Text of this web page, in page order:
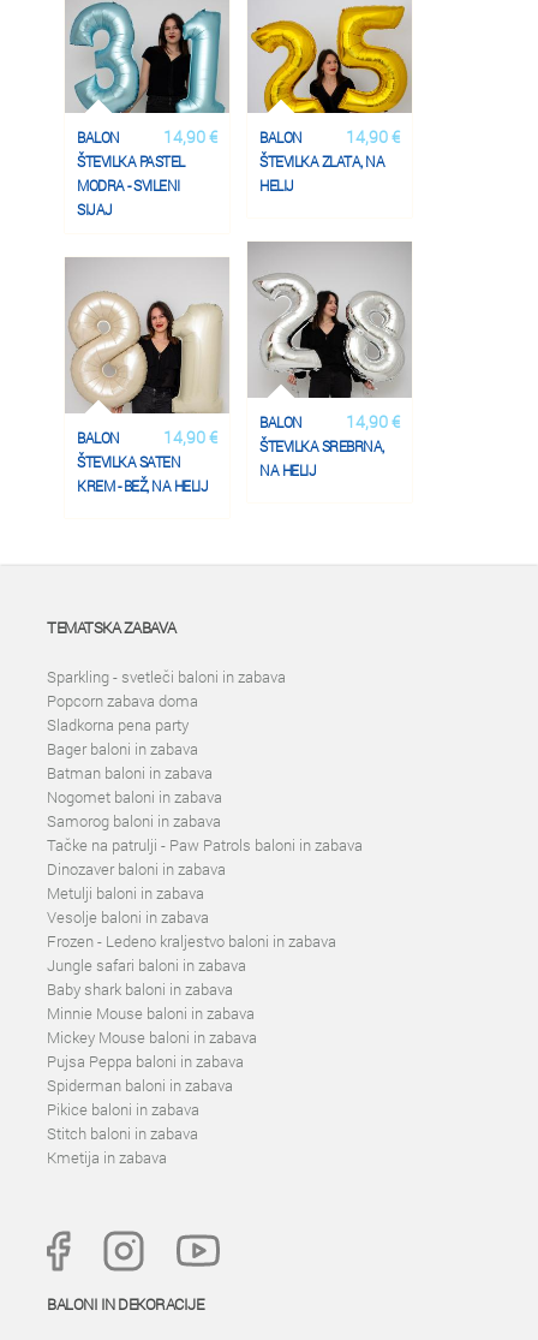
14,90 €
BALON
ŠTEVILKA PASTEL
MODRA - SVILENI
SIJAJ
14,90 €
BALON
ŠTEVILKA ZLATA, NA
HELIJ
14,90 €
BALON
ŠTEVILKA SREBRNA,
NA HELIJ
14,90 €
BALON
ŠTEVILKA SATEN
KREM - BEŽ, NA HELIJ
TEMATSKA ZABAVA
Sparkling - svetleči baloni in zabava
Popcorn zabava doma
Sladkorna pena party
Bager baloni in zabava
Batman baloni in zabava
Nogomet baloni in zabava
Samorog baloni in zabava
Tačke na patrulji - Paw Patrols baloni in zabava
Dinozaver baloni in zabava
Metulji baloni in zabava
Vesolje baloni in zabava
Frozen - Ledeno kraljestvo baloni in zabava
Jungle safari baloni in zabava
Baby shark baloni in zabava
Minnie Mouse baloni in zabava
Mickey Mouse baloni in zabava
Pujsa Peppa baloni in zabava
Spiderman baloni in zabava
Pikice baloni in zabava
Stitch baloni in zabava
Kmetija in zabava
BALONI IN DEKORACIJE